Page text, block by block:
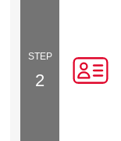
STEP
2